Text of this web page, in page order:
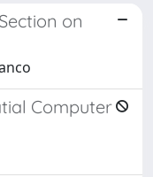
on
Computer